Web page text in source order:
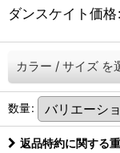
ダンスケイト価格:
カラー / サイズ を
数量:
返品特約に関する